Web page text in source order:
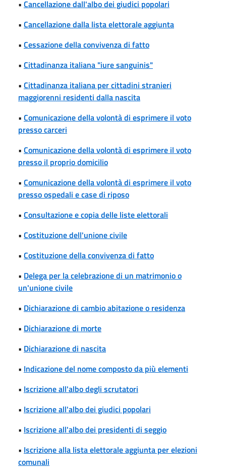
• Cancellazione dall'albo dei giudici popolari
• Cancellazione dalla lista elettorale aggiunta
• Cessazione della convivenza di fatto
• Cittadinanza italiana "iure sanguinis"
• Cittadinanza italiana per cittadini stranieri
maggiorenni residenti dalla nascita
• Comunicazione della volontà di esprimere il voto
presso carceri
• Comunicazione della volontà di esprimere il voto
presso il proprio domicilio
• Comunicazione della volontà di esprimere il voto
presso ospedali e case di riposo
• Consultazione e copia delle liste elettorali
• Costituzione dell'unione civile
• Costituzione della convivenza di fatto
• Delega per la celebrazione di un matrimonio o
un'unione civile
• Dichiarazione di cambio abitazione o residenza
• Dichiarazione di morte
• Dichiarazione di nascita
• Indicazione del nome composto da più elementi
• Iscrizione all'albo degli scrutatori
• Iscrizione all'albo dei giudici popolari
• Iscrizione all'albo dei presidenti di seggio
• Iscrizione alla lista elettorale aggiunta per elezioni
comunali